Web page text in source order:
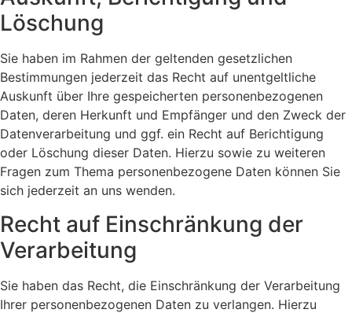
Löschung
Sie haben im Rahmen der geltenden gesetzlichen
Bestimmungen jederzeit das Recht auf unentgeltliche
Auskunft über Ihre gespeicherten personenbezogenen
Daten, deren Herkunft und Empfänger und den Zweck der
Datenverarbeitung und ggf. ein Recht auf Berichtigung
oder Löschung dieser Daten. Hierzu sowie zu weiteren
Fragen zum Thema personenbezogene Daten können Sie
sich jederzeit an uns wenden.
Recht auf Einschränkung der
Verarbeitung
Sie haben das Recht, die Einschränkung der Verarbeitung
Ihrer personenbezogenen Daten zu verlangen. Hierzu